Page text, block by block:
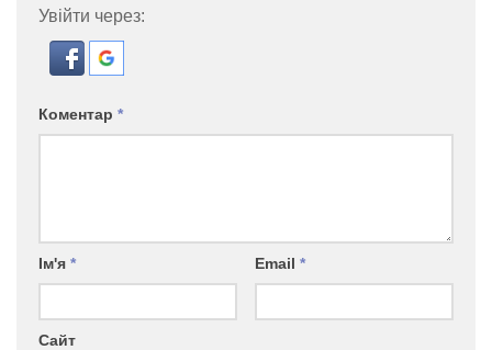
Увійти через:
Коментар *
Ім'я * Email *
Сайт